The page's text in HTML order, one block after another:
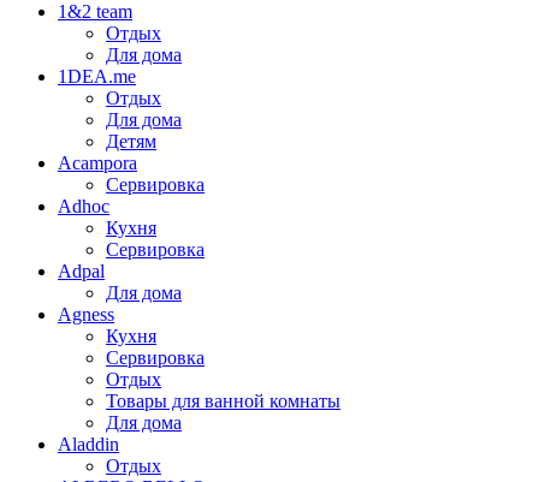
1&2 team
Отдых
Для дома
1DEA.me
Отдых
Для дома
Детям
Acampora
Сервировка
Adhoc
Кухня
Сервировка
Adpal
Для дома
Agness
Кухня
Сервировка
Отдых
Товары для ванной комнаты
Для дома
Aladdin
Отдых